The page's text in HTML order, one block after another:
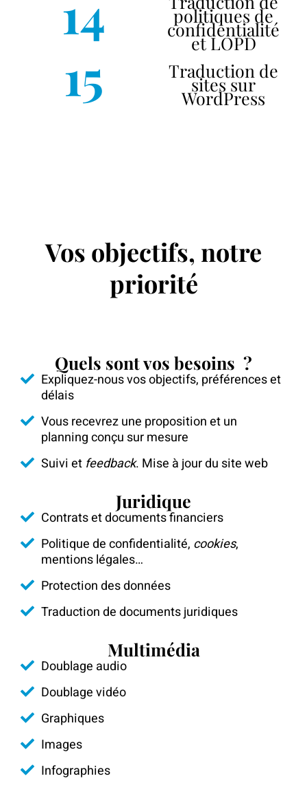
14 politiques de
confidentialité
et LOPD
15 Traduction de
sites sur
WordPress
Vos objectifs, notre
priorité
Quels sont vos besoins ?
Expliquez-nous vos objectifs, préférences et
délais
Vous recevrez une proposition et un
planning conçu sur mesure
Suivi et feedback. Mise à jour du site web
Juridique
Contrats et documents financiers
Politique de confidentialité, cookies,
mentions légales…
Protection des données
Traduction de documents juridiques
Multimédia
Doublage audio
Doublage vidéo
Graphiques
Images
Infographies